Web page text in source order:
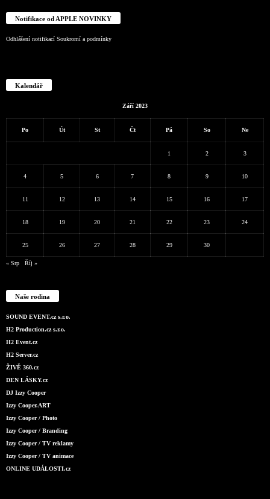
Notifikace od APPLE NOVINKY
Odhlášení notifikací Soukromí a podmínky
Kalendář
Září 2023
Po Út St Čt Pá So Ne
1 2 3
4 5 6 7 8 9 10
11 12 13 14 15 16 17
18 19 20 21 22 23 24
25 26 27 28 29 30
« Srp Říj »
Naše rodina
SOUND EVENT.cz s.r.o.
H2 Production.cz s.r.o.
H2 Event.cz
H2 Server.cz
ŽIVĚ 360.cz
DEN LÁSKY.cz
DJ Izzy Cooper
Izzy Cooper.ART
Izzy Cooper / Photo
Izzy Cooper / Branding
Izzy Cooper / TV reklamy
Izzy Cooper / TV animace
ONLINE UDÁLOSTI.cz